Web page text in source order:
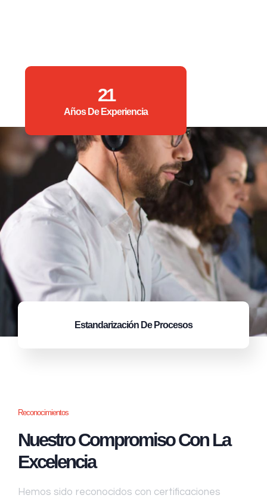
21
Años De Experiencia
Estandarización De Procesos
Reconocimientos
Nuestro Compromiso Con La
Excelencia
Hemos sido reconocidos con certificaciones